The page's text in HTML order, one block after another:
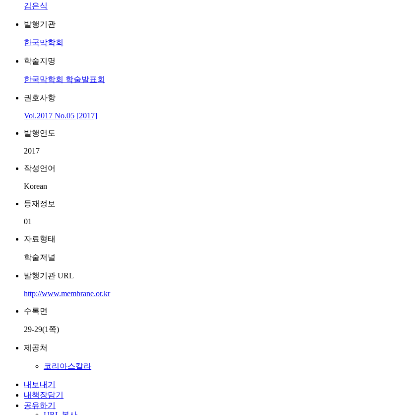
김은식
발행기관
한국막학회
학술지명
한국막학회 학술발표회
권호사항
Vol.2017 No.05 [2017]
발행연도
2017
작성언어
Korean
등재정보
01
자료형태
학술저널
발행기관 URL
http://www.membrane.or.kr
수록면
29-29(1쪽)
제공처
코리아스칼라
내보내기
내책장담기
공유하기